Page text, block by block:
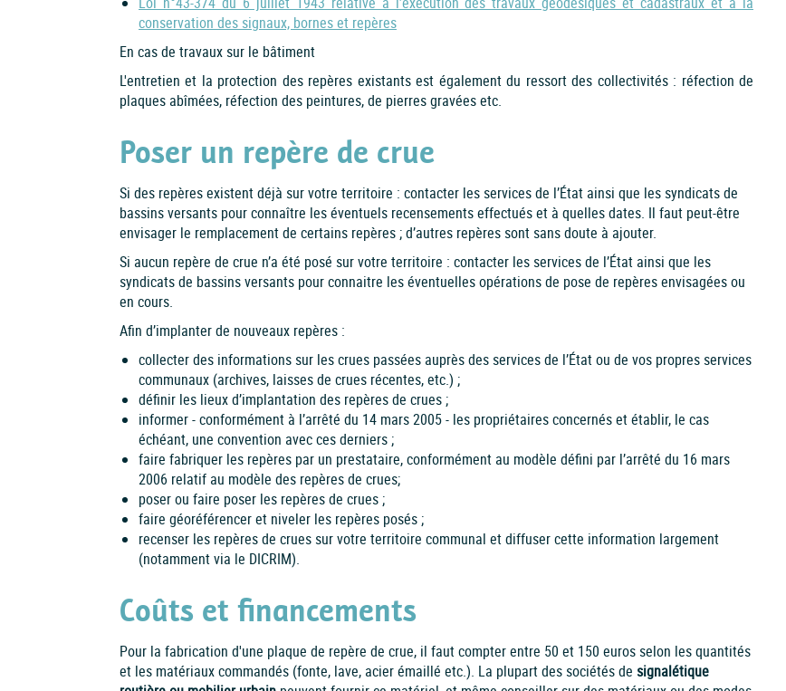
conservation des signaux, bornes et repères
En cas de travaux sur le bâtiment
L'entretien et la protection des repères existants est également du ressort des collectivités : réfection de
plaques abîmées, réfection des peintures, de pierres gravées etc.
Poser un repère de crue
Si des repères existent déjà sur votre territoire : contacter les services de l’État ainsi que les syndicats de
bassins versants pour connaître les éventuels recensements effectués et à quelles dates. Il faut peut-être
envisager le remplacement de certains repères ; d’autres repères sont sans doute à ajouter.
Si aucun repère de crue n’a été posé sur votre territoire : contacter les services de l’État ainsi que les
syndicats de bassins versants pour connaitre les éventuelles opérations de pose de repères envisagées ou
en cours.
Afin d’implanter de nouveaux repères :
collecter des informations sur les crues passées auprès des services de l’État ou de vos propres services
communaux (archives, laisses de crues récentes, etc.) ;
définir les lieux d’implantation des repères de crues ;
informer - conformément à l’arrêté du 14 mars 2005 - les propriétaires concernés et établir, le cas
échéant, une convention avec ces derniers ;
faire fabriquer les repères par un prestataire, conformément au modèle défini par l’arrêté du 16 mars
2006 relatif au modèle des repères de crues;
poser ou faire poser les repères de crues ;
faire géoréférencer et niveler les repères posés ;
recenser les repères de crues sur votre territoire communal et diffuser cette information largement
(notamment via le DICRIM).
Coûts et financements
Pour la fabrication d'une plaque de repère de crue, il faut compter entre 50 et 150 euros selon les quantités
et les matériaux commandés (fonte, lave, acier émaillé etc.). La plupart des sociétés de signalétique